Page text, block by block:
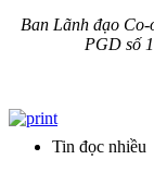
Ban Lãnh đạo
PGD số
Tin đọc nhiều